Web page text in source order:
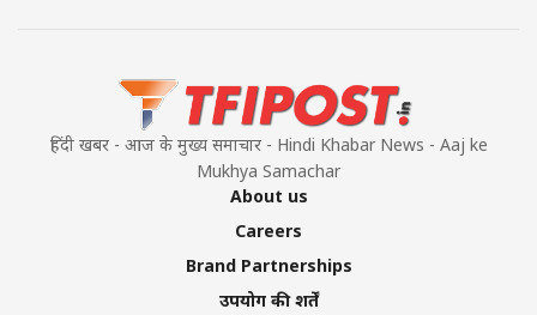
हिंदी खबर - आज के मुख्य समाचार - Hindi Khabar News - Aaj ke
Mukhya Samachar
About us
Careers
Brand Partnerships
उपयोग की शर्तें